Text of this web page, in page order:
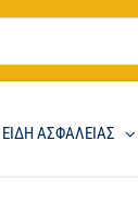
ΕΙΔΗ ΑΣΦΑΛΕΙΑΣ